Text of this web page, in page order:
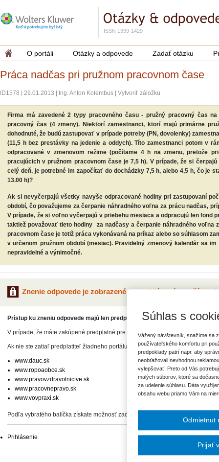
ISSN 1339-1429
O portáli Otázky a odpovede Zadať otázku
Práca nadčas pri pružnom pracovnom čase
ID1578 29.01.2013 Ing. Anton Kolembus Vytvoriť záložku
Firma má zavedené 2 typy pracovného času - pružný pracovný čas
pracovný čas (4 zmeny). Niektorí zamestnanci, ktorí majú primárne
dohodnuté, že budú zastupovať v prípade potreby (PN, dovolenky)
(11,5 h bez prestávky na jedenie a oddych). Títo zamestnanci potom v
odpracované v zmenovom režime (počítame 4 h na zmenu, pretože
pracujúcich v pružnom pracovnom čase je 7,5 h). V prípade, že si
celý deň, je potrebné im započítať do dochádzky 7,5 h, alebo 4,5 h, čo je
13.00 h)?
Ak si nevyčerpajú všetky navyše odpracované hodiny pri zastupovaní
období, čo považujeme za čerpanie náhradného voľna za prácu nadčas,
V prípade, že si voľno vyčerpajú v priebehu mesiaca a odpracujú len fond
taktiež považovať tieto hodiny za nadčasy a čerpanie náhradného voľna
pracovnom čase je totiž práca vykonávaná na príkaz alebo so súhlasom
v určenom pružnom období (mesiac). Pravidelný zmenový kalendár sa
nepravidelné a výnimočné.
Znenie odpovede je zobrazené len prihlásenému
Prístup ku zneniu odpovede majú len predplatitelia.
V prípade, že máte zakúpené predplatné pre niektorý odborný portál, pre
Ak nie ste zatiaľ predplatiteľ žiadneho portálu, vyberte si z našej ponuky:
www.dauc.sk
www.ropoaobce.sk
www.pravovzdravotnictve.sk
www.pracovnepravo.sk
www.vovpraxi.sk
Podľa vybratého balíčka získate možnosť zadať svoje otázky, prípadne prístup
Prihlásenie
Súhlas s
Vážený návštevník, snažíme sa
používateľského komfortu pri
predpoklady patrí napr. aby
neobťažovali nevhodnou
vylepšovať. Preto od Vás
malých súborov, ktoré sa
za udelenie súhlasu. Dáta
obsahu webu priamo Vám na
Odmietnut
Prijať